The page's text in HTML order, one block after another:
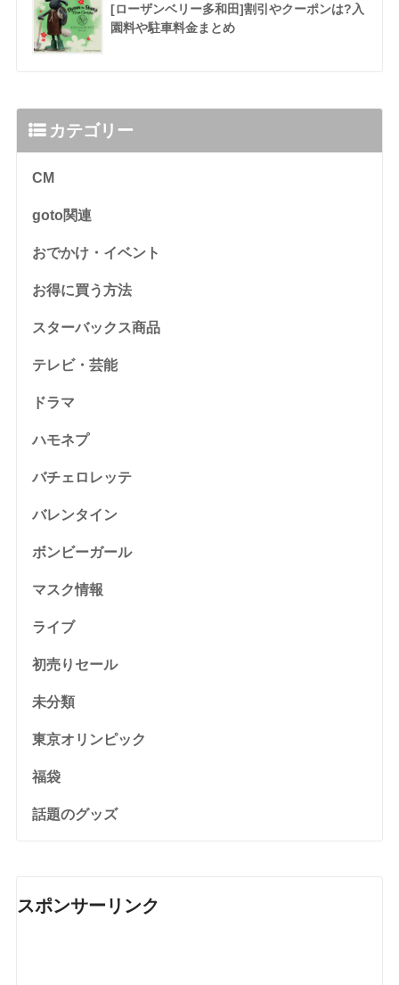
[ローザンベリー多和田]割引やクーポンは?入
園料や駐車料金まとめ
カテゴリー
CM
goto関連
おでかけ・イベント
お得に買う方法
スターバックス商品
テレビ・芸能
ドラマ
ハモネプ
バチェロレッテ
バレンタイン
ボンビーガール
マスク情報
ライブ
初売りセール
未分類
東京オリンピック
福袋
話題のグッズ
スポンサーリンク